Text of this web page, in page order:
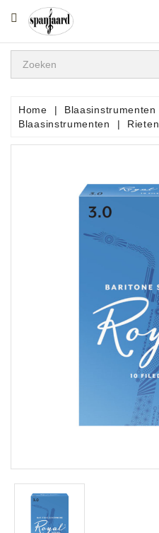
CATEGORIE
Home
In
De
Microfoons
Versterking
Instrumenten
Home Blaasinstrumenten
Blaasinstrumenten
Rieten